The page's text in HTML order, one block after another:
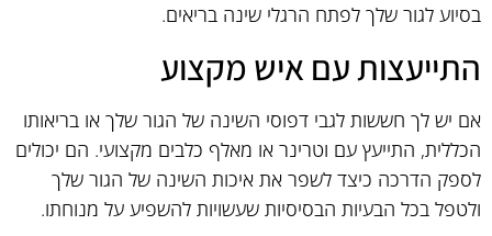
בסיוע לגור שלך לפתח הרגלי שינה בריאים.
התייעצות עם איש מקצוע
אם יש לך חששות לגבי דפוסי השינה של הגור שלך או בריאותו
הכללית, התייעץ עם וטרינר או מאלף כלבים מקצועי. הם יכולים
לספק הדרכה כיצד לשפר את איכות השינה של הגור שלך
ולטפל בכל הבעיות הבסיסיות שעשויות להשפיע על מנוחתו.